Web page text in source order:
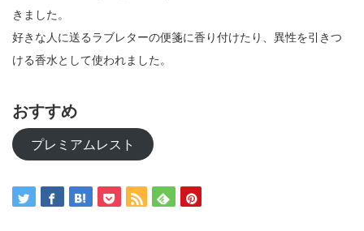
きました。
好きな人に送るラブレターの便箋に香り付けたり、異性を引きつ
ける香水として使われました。
おすすめ
プレミアムレスト